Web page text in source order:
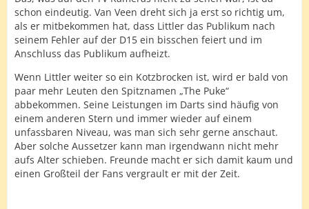
schon eindeutig. Van Veen dreht sich ja erst so richtig um,
als er mitbekommen hat, dass Littler das Publikum nach
seinem Fehler auf der D15 ein bisschen feiert und im
Anschluss das Publikum aufheizt.
Wenn Littler weiter so ein Kotzbrocken ist, wird er bald von
paar mehr Leuten den Spitznamen „The Puke“
abbekommen. Seine Leistungen im Darts sind häufig von
einem anderen Stern und immer wieder auf einem
unfassbaren Niveau, was man sich sehr gerne anschaut.
Aber solche Aussetzer kann man irgendwann nicht mehr
aufs Alter schieben. Freunde macht er sich damit kaum und
einen Großteil der Fans vergrault er mit der Zeit.